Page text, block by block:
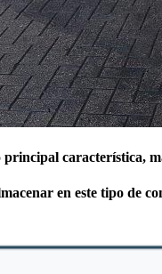
principal
en este tipo de